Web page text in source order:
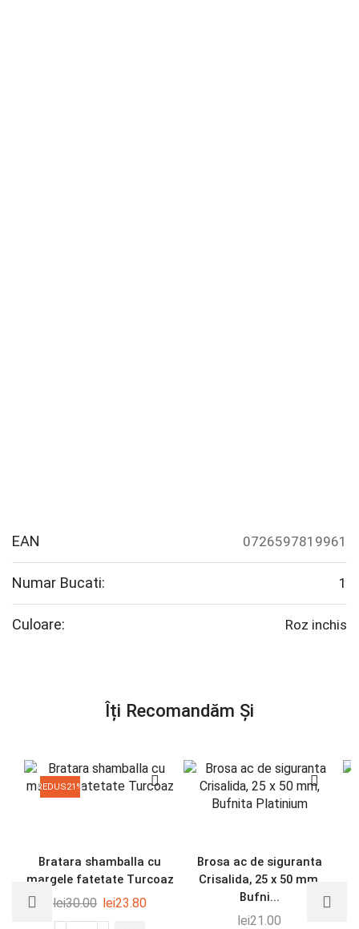
EAN 0726597819961
Numar Bucati: 1
Culoare: Roz inchis
Îți Recomandăm Și
REDUS21%
Bratara shamballa cu
margele fatetate Turcoaz
lei30.00 lei23.80
Brosa ac de siguranta
Crisalida, 25 x 50 mm,
Bufni...
lei21.00